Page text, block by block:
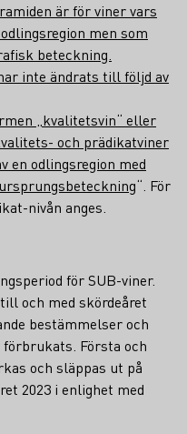
är för viner vars
men som
beteckning.
inte ändrats till följd av
„kvalitetsvin“ eller
och prädikatviner
en odlingsregion med
“. För
nivån anges.
för SUB-viner.
och med skördeåret
bestämmelser och
Första och
och släppas ut på
2023 i enlighet med